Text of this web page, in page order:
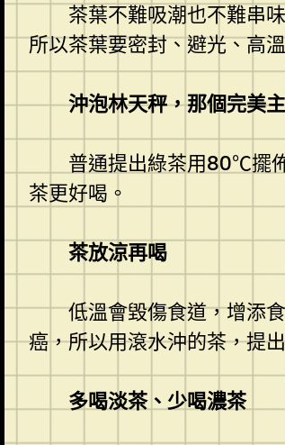
茶葉不難吸潮也不難串
所以茶葉要密封、避光、高
沖泡林天秤，那個完美
普通提出綠茶用80℃擺
茶更好喝。
茶放涼再喝
低溫會毀傷食道，增添
癌，所以用滾水沖的茶，提
多喝淡茶、少喝濃茶